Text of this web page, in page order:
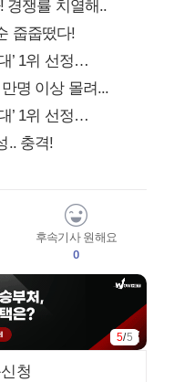
경쟁률 치열해..
줍줍떴다!
’ 1위 선정…
명 이상 몰려...
’ 1위 선정…
.. 충격!
후속기사 원해요
0
5/5
청